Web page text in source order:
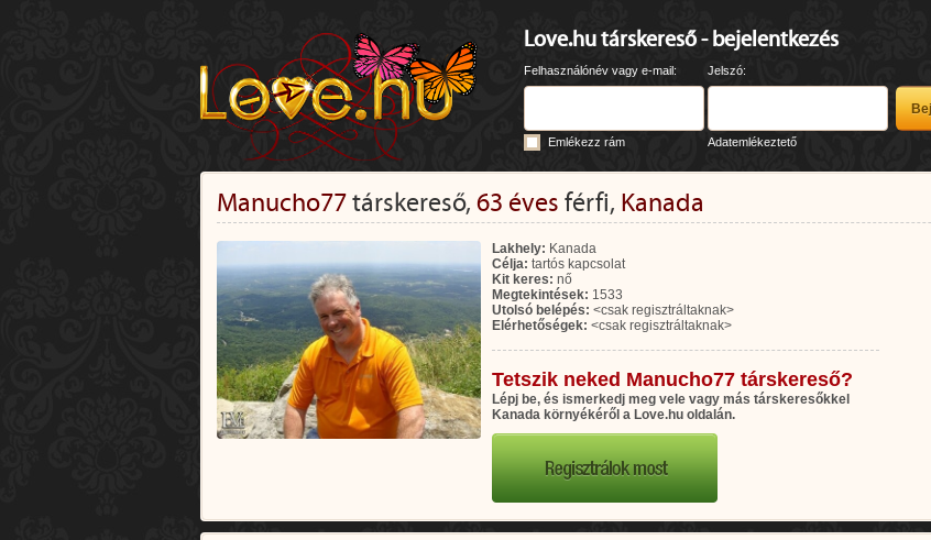
Love.hu társkereső - bejelentkezés
Felhasználónév vagy e-mail: Jelszó:
Emlékezz rám Adatemlékeztető
Manucho77társkereső, 63 éves férfi, Kanada
Lakhely: Kanada
Célja: tartós kapcsolat
Kit keres: nő
Megtekintések: 1533
Utolsó belépés: <csak regisztráltaknak>
Elérhetőségek: <csak regisztráltaknak>
Tetszik neked Manucho77 társkereső?
Lépj be, és ismerkedj meg vele vagy más társkeresőkkel
Kanada környékéről a Love.hu oldalán.